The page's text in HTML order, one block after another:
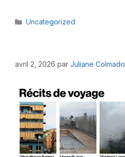
Catégories
Uncategorized
avril 2, 2026 par Juliane Colmado